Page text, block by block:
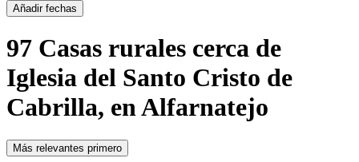
Añadir fechas
97 Casas rurales cerca de
Iglesia del Santo Cristo de
Cabrilla, en Alfarnatejo
Más relevantes primero